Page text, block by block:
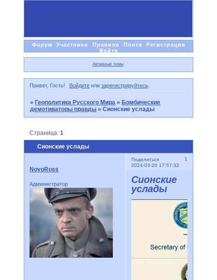
Форум Участники Правила Поиск
Регистрация
Войти
Активные темы
Привет, Гость! Войдитеили зарегистрируйтесь.
»Геополитика Русского Мира »Бомбические
демотиваторы правды »Сионские услады
Сионские услады
Страница:1
Поделиться
1
2024-03-20 17:57:32
NovoRoss
Администратор
Сионские
услады